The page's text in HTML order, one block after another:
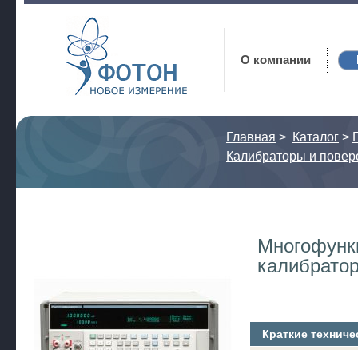
Фотон
О компании
Главная > Каталог >
Калибраторы и
Краткие